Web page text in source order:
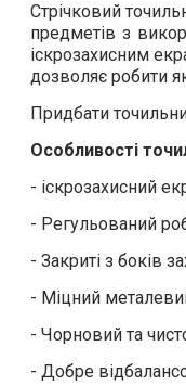
Стрічковий
предметів з
іскрозахисним
дозволяє робити
Придбати
Особливості
- іскрозахисний
- Регульований
- Закриті з боків
- Міцний
- Чорновий та
- Добре